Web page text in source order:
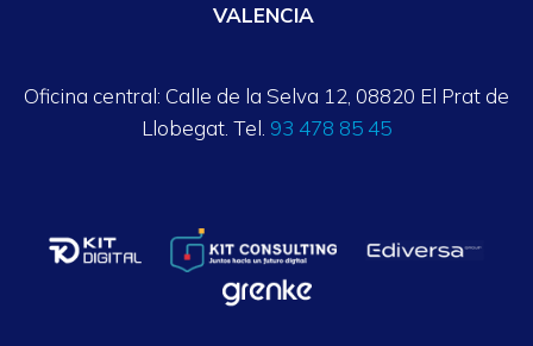
VALENCIA
Oficina central: Calle de la Selva 12, 08820 El Prat de
Llobegat. Tel. 93 478 85 45